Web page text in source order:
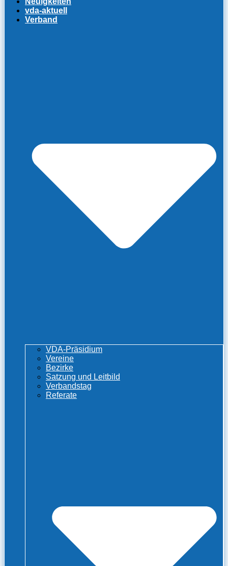
vda-aktuell
Verband
VDA-Präsidium
Vereine
Bezirke
Satzung und Leitbild
Verbandstag
Referate